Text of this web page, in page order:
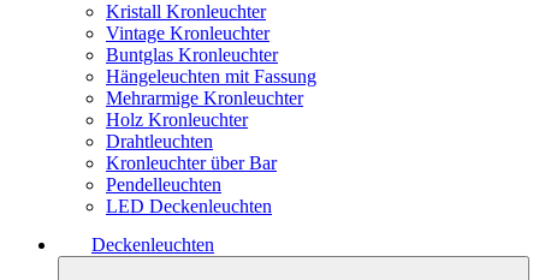
Kristall Kronleuchter
Vintage Kronleuchter
Buntglas Kronleuchter
Hängeleuchten mit Fassung
Mehrarmige Kronleuchter
Holz Kronleuchter
Drahtleuchten
Kronleuchter über Bar
Pendelleuchten
LED Deckenleuchten
Deckenleuchten